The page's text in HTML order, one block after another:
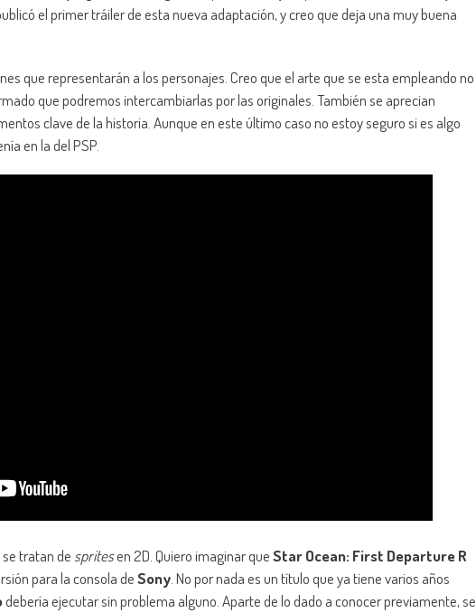
el primer tráiler de esta nueva adaptación, y creo que deja una muy buena
que representarán a los personajes. Creo que el arte que se esta empleando no
que podremos intercambiarlas por las originales. También se aprecian
clave de la historia. Aunque en este último caso no estoy seguro si es algo
en la del PSP.
tratan de spritesen 2D. Quiero imaginar queStar Ocean: First Departure R
para la consola deSony. No por nada es un título que ya tiene varios años
debería ejecutar sin problema alguno. Aparte de lo dado a conocer previamente, se